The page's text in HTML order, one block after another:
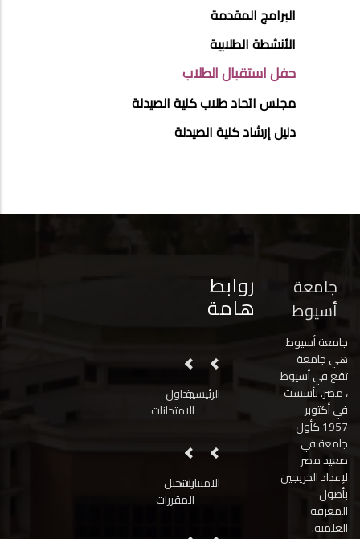
البرامج المقدمة
الأنشطة الطلابية
حفل استقبال الطلاب
مجلس اتحاد طلاب كلية الصيدلة
دليل إرشاد كلية الصيدلة
جامعة
أسيوط
جامعة أسيوط
هي جامعة
تقع في أسيوط
، مصر. تأسست
في أكتوبر
1957 كأول
جامعة في
صعيد مصر
لإعداد الخريجين
بأصول
المعرفة
العلمية.
روابط
هامة
الرئيسيةجداول
الامتحانات
الامتيازاتتسجيل
المقررات